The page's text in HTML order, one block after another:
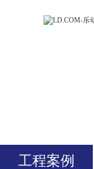
工程案例